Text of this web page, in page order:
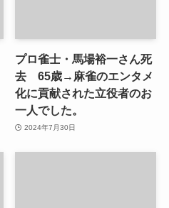
プロ雀士・馬場裕一さん死
去 65歳→麻雀のエンタメ
化に貢献された立役者のお
一人でした。
2024年7月30日